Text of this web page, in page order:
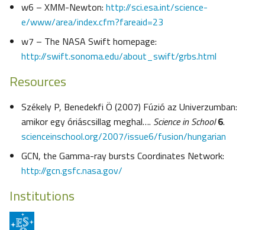
w6 – XMM-Newton: http://sci.esa.int/science-
e/www/area/index.cfm?fareaid=23
w7 – The NASA Swift homepage:
http://swift.sonoma.edu/about_swift/grbs.html
Resources
Székely P, Benedekfi Ö (2007) Fúzió az Univerzumban:
amikor egy óriáscsillag meghal…. Science in School 6.
scienceinschool.org/2007/issue6/fusion/hungarian
GCN, the Gamma-ray bursts Coordinates Network:
http://gcn.gsfc.nasa.gov/
Institutions